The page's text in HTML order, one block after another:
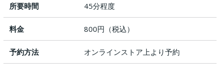
所要時間 45分程度
料金 800円（税込）
予約方法 オンラインストア上より予約